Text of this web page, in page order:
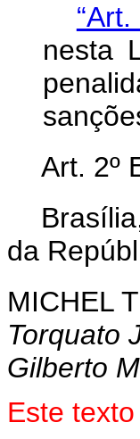
nesta
Art. 2º
da
MICHEL
Torquato
Gilberto
Este